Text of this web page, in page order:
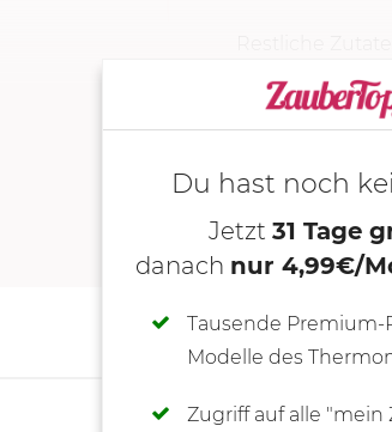
SCHREIBE
Du hast noch
Jetzt 31 Tage
danach nur 4,99€/
Tausende Premium-
Modelle des
Zugriff auf alle "mein